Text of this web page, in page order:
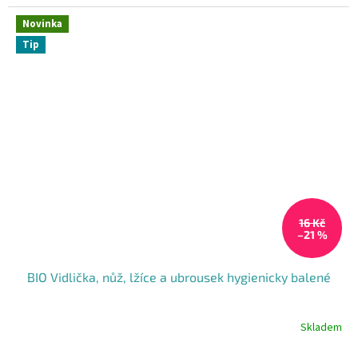
Novinka
Tip
16 Kč
–21 %
BIO Vidlička, nůž, lžíce a ubrousek hygienicky balené
Skladem